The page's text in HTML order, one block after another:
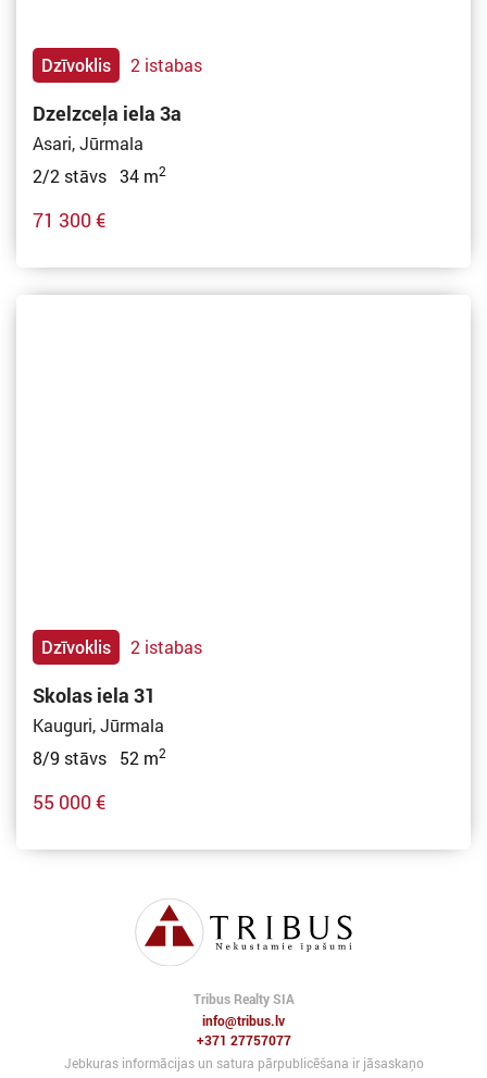
Dzīvoklis 2 istabas
Dzelzceļa iela 3a
Asari, Jūrmala
2/2 stāvs 34 m2
71 300 €
Dzīvoklis 2 istabas
Skolas iela 31
Kauguri, Jūrmala
8/9 stāvs 52 m2
55 000 €
Tribus Realty SIA
info@tribus.lv
+371 27757077
Jebkuras informācijas un satura pārpublicēšana ir jāsaskaņo